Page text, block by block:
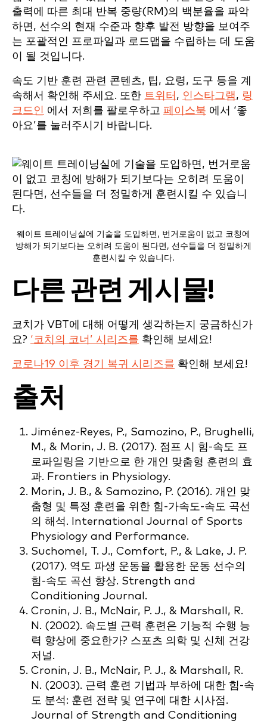
출력에 따른 최대 반복 중량(RM)의 백분율을 파악
하면, 선수의 현재 수준과 향후 발전 방향을 보여주
는 포괄적인 프로파일과 로드맵을 수립하는 데 도움
이 될 것입니다.
속도 기반 훈련 관련 콘텐츠, 팁, 요령, 도구 등을 계
속해서 확인해 주세요. 또한 트위터 , 인스타그램, 링
크드인 에서 저희를 팔로우하고 페이스북 에서 ‘좋
아요’를 눌러주시기 바랍니다.
웨이트 트레이닝실에 기술을 도입하면, 번거로움이 없고 코칭에
방해가 되기보다는 오히려 도움이 된다면, 선수들을 더 정밀하게
훈련시킬 수 있습니다.
다른 관련 게시물!
코치가 VBT에 대해 어떻게 생각하는지 궁금하신가
요? ‘코치의 코너’ 시리즈를 확인해 보세요!
코로나19 이후 경기 복귀 시리즈를 확인해 보세요!
출처
Jiménez-Reyes, P., Samozino, P., Brughelli,
M., & Morin, J. B. (2017). 점프 시 힘-속도 프
로파일링을 기반으로 한 개인 맞춤형 훈련의 효
과. Frontiers in Physiology.
Morin, J. B., & Samozino, P. (2016). 개인 맞
춤형 및 특정 훈련을 위한 힘-가속도-속도 곡선
의 해석. International Journal of Sports
Physiology and Performance.
Suchomel, T. J., Comfort, P., & Lake, J. P.
(2017). 역도 파생 운동을 활용한 운동 선수의
힘-속도 곡선 향상. Strength and
Conditioning Journal.
Cronin, J. B., McNair, P. J., & Marshall, R.
N. (2002). 속도별 근력 훈련은 기능적 수행 능
력 향상에 중요한가? 스포츠 의학 및 신체 건강
저널.
Cronin, J. B., McNair, P. J., & Marshall, R.
N. (2003). 근력 훈련 기법과 부하에 대한 힘-속
도 분석: 훈련 전략 및 연구에 대한 시사점.
Journal of Strength and Conditioning